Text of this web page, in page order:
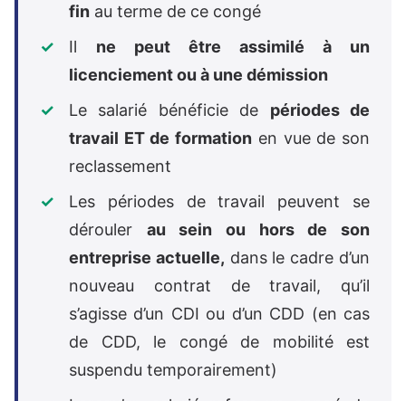
fin au terme de ce congé
Il ne peut être assimilé à un
licenciement ou à une démission
Le salarié bénéficie de périodes de
travail ET de formation en vue de son
reclassement
Les périodes de travail peuvent se
dérouler au sein ou hors de son
entreprise actuelle, dans le cadre d’un
nouveau contrat de travail, qu’il
s’agisse d’un CDI ou d’un CDD (en cas
de CDD, le congé de mobilité est
suspendu temporairement)